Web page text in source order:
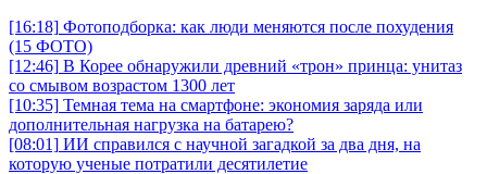
[16:18] Фотоподборка: как люди меняются после похудения
(15 ФОТО)
[12:46] В Корее обнаружили древний «трон» принца: унитаз
со смывом возрастом 1300 лет
[10:35] Темная тема на смартфоне: экономия заряда или
дополнительная нагрузка на батарею?
[08:01] ИИ справился с научной загадкой за два дня, на
которую ученые потратили десятилетие